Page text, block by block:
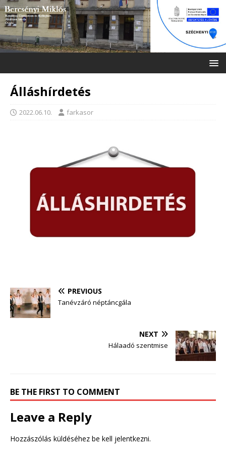
Álláshírdetés
2022.06.10. farkasor
PREVIOUS
Tanévzáró néptáncgála
NEXT
Hálaadó szentmise
BE THE FIRST TO COMMENT
Leave a Reply
Hozzászólás küldéséhez be kell jelentkezni.